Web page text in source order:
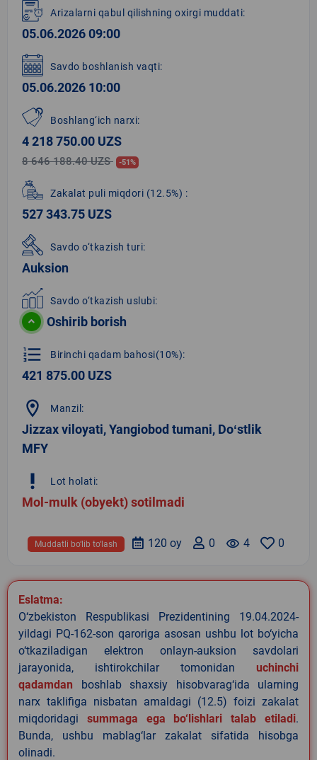
1
of
8
Arizalarni qabul qilishning oxirgi muddati:
05.06.2026 09:00
Savdo boshlanish vaqti:
05.06.2026 10:00
Boshlang‘ich narxi:
4 218 750.00 UZS
8 646 188.40 UZS -51%
Zakalat puli miqdori (12.5%) :
527 343.75 UZS
Savdo o‘tkazish turi:
Auksion
Savdo o‘tkazish uslubi:
Oshirib borish
format_list_numbered Birinchi qadam bahosi(10%):
421 875.00 UZS
location_on Manzil:
Jizzax viloyati, Yangiobod tumani, Doʻstlik
MFY
priority_high Lot holati:
Mol-mulk (obyekt) sotilmadi
0
remove_red_eye 4
0
120 oy
Muddatli bo‘lib to‘lash
Eslatma:
O‘zbekiston Respublikasi Prezidentining 19.04.2024-
yildagi PQ-162-son qaroriga asosan ushbu lot bo‘yicha
o‘tkaziladigan elektron onlayn-auksion savdolari
jarayonida, ishtirokchilar tomonidan uchinchi
qadamdan boshlab shaxsiy hisobvarag‘ida ularning
narx taklifiga nisbatan amaldagi (12.5) foizi zakalat
miqdoridagi summaga ega bo‘lishlari talab etiladi.
Bunda, ushbu mablag‘lar zakalat sifatida hisobga
olinadi.